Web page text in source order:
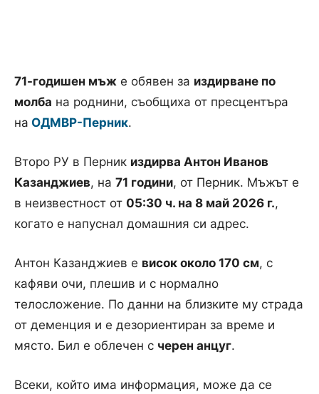
71-годишен мъж е обявен за издирване по
молба на роднини, съобщиха от пресцентъра
на ОДМВР-Перник.
Второ РУ в Перник издирва Антон Иванов
Казанджиев, на 71 години, от Перник. Мъжът е
в неизвестност от 05:30 ч. на 8 май 2026 г.,
когато е напуснал домашния си адрес.
Антон Казанджиев е висок около 170 см, с
кафяви очи, плешив и с нормално
телосложение. По данни на близките му страда
от деменция и е дезориентиран за време и
място. Бил е облечен с черен анцуг.
Всеки, който има информация, може да се